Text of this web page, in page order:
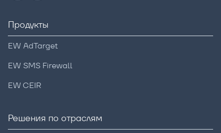
Продукты
EW AdTarget
EW SMS Firewall
EW CEIR
Решения по отраслям